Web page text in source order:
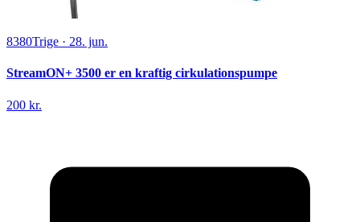
8380Trige · 28. jun.
StreamON+ 3500 er en kraftig cirkulationspumpe
200 kr.